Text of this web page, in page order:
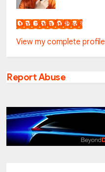
เน็กซ์ วรพล ลิ่มศิริวงศ์
View my complete profile
Report Abuse